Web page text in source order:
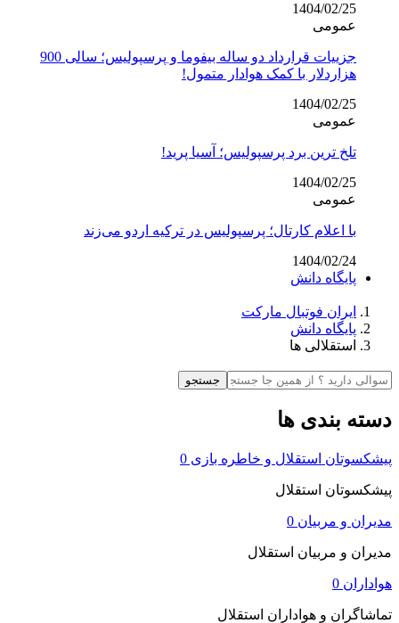
1404/02/25
عمومی
جزییات قرارداد دو ساله بیفوما و پرسپولیس؛ سالی 900
هزاردلار با کمک هوادار متمول!
1404/02/25
عمومی
تلخ ترین برد پرسپولیس؛ آسیا پرید!
1404/02/25
عمومی
با اعلام کارتال؛ پرسپولیس در ترکیه اردو می‌زند
1404/02/24
پایگاه دانش
ایران فوتبال مارکت
پایگاه دانش
استقلالی ها
دسته بندی ها
پیشکسوتان استقلال و خاطره بازی 0
پیشکسوتان استقلال
مدیران و مربیان 0
مدیران و مربیان استقلال
هواداران 0
تماشاگران و هواداران استقلال